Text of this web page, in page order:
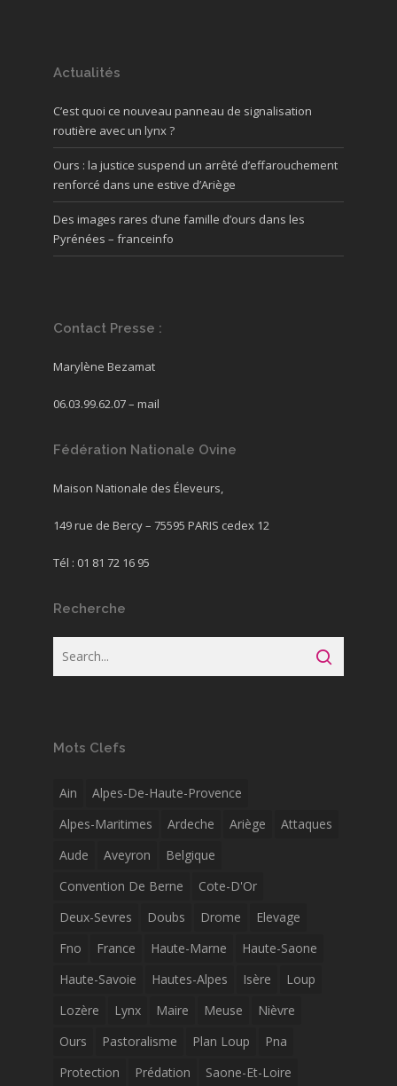
Actualités
C’est quoi ce nouveau panneau de signalisation
routière avec un lynx ?
Ours : la justice suspend un arrêté d’effarouchement
renforcé dans une estive d’Ariège
Des images rares d’une famille d’ours dans les
Pyrénées – franceinfo
Contact Presse :
Marylène Bezamat
06.03.99.62.07 – mail
Fédération Nationale Ovine
Maison Nationale des Éleveurs,
149 rue de Bercy – 75595 PARIS cedex 12
Tél : 01 81 72 16 95
Recherche
Mots Clefs
Ain
Alpes-De-Haute-Provence
Alpes-Maritimes
Ardeche Ariège
Attaques
Aude
Aveyron
Belgique
Convention De Berne
Cote-D'Or
Deux-Sevres
Doubs Drome
Elevage
Fno
France Haute-Marne
Haute-Saone
Haute-Savoie
Hautes-Alpes Isère
Loup
Lozère
Lynx Maire Meuse
Nièvre
Ours
Pastoralisme Plan Loup
Pna
Protection
Prédation Saone-Et-Loire